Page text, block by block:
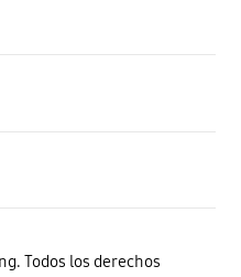
Todos los derechos